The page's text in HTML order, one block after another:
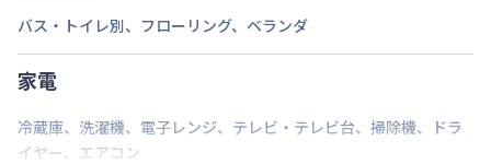
駐車場
あり(空き要確認)
次回更新日
情報更新日 2026年7月25日
バス・トイレ別、 フローリング、 ベランダ
家電
冷蔵庫、 洗濯機、 電子レンジ、 テレビ・テレビ台、 掃除機、
ドラ
イヤー、 エアコン